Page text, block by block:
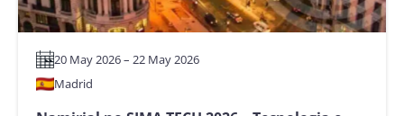
20 May 2026 – 22 May 2026
Madrid